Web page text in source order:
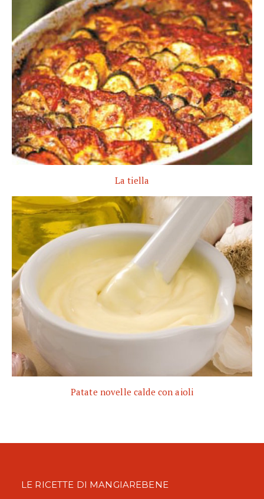
La tiella
Patate novelle calde con aioli
LE RICETTE DI MANGIAREBENE